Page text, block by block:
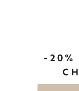
-20%